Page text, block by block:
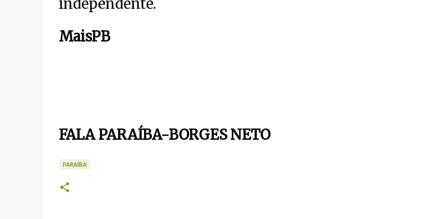
independente.
MaisPB
FALA PARAÍBA-BORGES NETO
PARAÍBA